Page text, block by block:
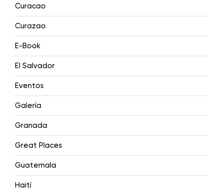
Curacao
Curazao
E-Book
El Salvador
Eventos
Galería
Granada
Great Places
Guatemala
Haití